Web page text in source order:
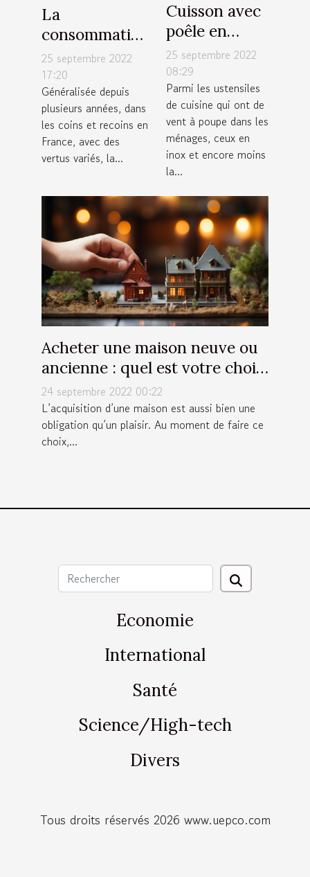
La
consommation
régulière du
CBD est -elle
bonne pour la
santé ?
25 septembre 2022
17:20
Généralisée depuis
plusieurs années, dans
les coins et recoins en
France, avec des
vertus variés, la...
Cuisson avec
poêle en
inox : Quelle
est la
température
maximale qui
convient ?
25 septembre 2022
08:29
Parmi les ustensiles
de cuisine qui ont de
vent à poupe dans les
ménages, ceux en
inox et encore moins
la...
Acheter une maison neuve ou
ancienne : quel est votre choix
?
24 septembre 2022 00:22
L’acquisition d’une maison est aussi bien une
obligation qu’un plaisir. Au moment de faire ce
choix,...
Economie
International
Santé
Science/High-tech
Divers
Tous droits réservés 2026 www.uepco.com